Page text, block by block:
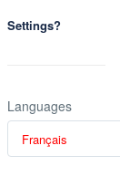
Settings?
Languages
Français